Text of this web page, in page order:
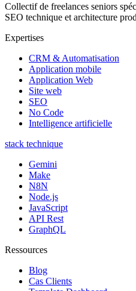
Collectif de freelances seniors
SEO technique et architecture
Expertises
CRM & Automatisation
Application mobile
Application Web
Site web
SEO
No Code
Intelligence artificielle
stack technique
Gemini
Make
N8N
Node.js
JavaScript
API Rest
GraphQL
Ressources
Blog
Cas Clients